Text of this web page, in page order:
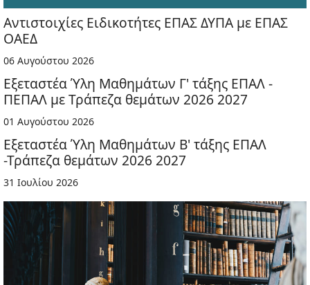
Αντιστοιχίες Ειδικοτήτες ΕΠΑΣ ΔΥΠΑ με ΕΠΑΣ
ΟΑΕΔ
06 Αυγούστου 2026
Εξεταστέα Ύλη Μαθημάτων Γ' τάξης ΕΠΑΛ -
ΠΕΠΑΛ με Τράπεζα θεμάτων 2026 2027
01 Αυγούστου 2026
Εξεταστέα Ύλη Μαθημάτων Β' τάξης ΕΠΑΛ
-Τράπεζα θεμάτων 2026 2027
31 Ιουλίου 2026